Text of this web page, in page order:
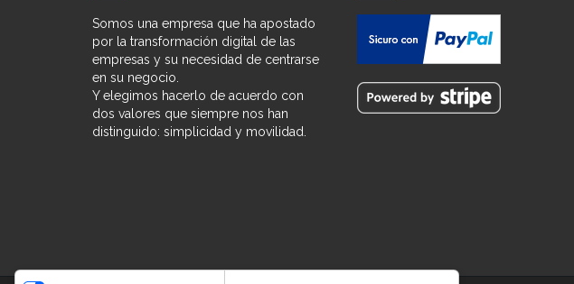
Somos una empresa que ha apostado
por la transformación digital de las
empresas y su necesidad de centrarse
en su negocio.
Y elegimos hacerlo de acuerdo con
dos valores que siempre nos han
distinguido: simplicidad y movilidad.